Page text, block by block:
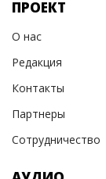
ПРОЕКТ
О нас
Редакция
Контакты
Партнеры
Сотрудничество